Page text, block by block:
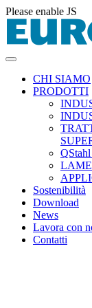
Please enable JS
CHI SIAMO
PRODOTTI
Sostenibilità
Download
News
Lavora con
Contatti